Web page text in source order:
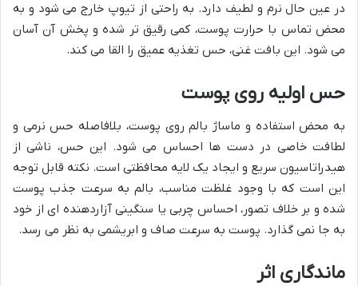
در عین حال نرم و لطیف دارد. به راحتی از تیوپ خارج می شود و به
محض تماس با حرارت پوست، کمی رقیق تر شده و پخش آن آسان
می شود. این بافت غنی، حس تغذیه عمیق را القا می کند.
حس اولیه روی پوست
به محض استفاده و ماساژ بالم روی پوست، بلافاصله حس نرمی و
لطافت خاصی در دست ها احساس می شود. این حس، ناشی از
هیدراتاسیون سریع و ایجاد یک لایه محافظتی است. نکته قابل توجه
این است که با وجود غلظت مناسب، بالم به سرعت جذب پوست
شده و بر خلاف تصور، احساس چربی یا سنگینی آزاردهنده ای از خود
به جا نمی گذارد. پوست به سرعت صاف و ابریشمی به نظر می رسد.
ماندگاری اثر